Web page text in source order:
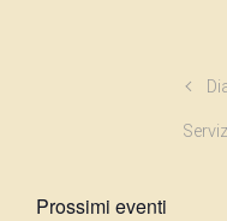
Prossimi eventi